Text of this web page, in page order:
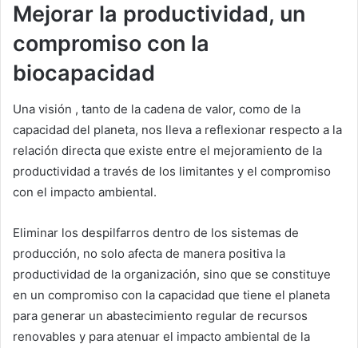
Mejorar la productividad, un
compromiso con la
biocapacidad
Una visión , tanto de la cadena de valor, como de la
capacidad del planeta, nos lleva a reflexionar respecto a la
relación directa que existe entre el mejoramiento de la
productividad a través de los limitantes y el compromiso
con el impacto ambiental.
Eliminar los despilfarros dentro de los sistemas de
producción, no solo afecta de manera positiva la
productividad de la organización, sino que se constituye
en un compromiso con la capacidad que tiene el planeta
para generar un abastecimiento regular de recursos
renovables y para atenuar el impacto ambiental de la